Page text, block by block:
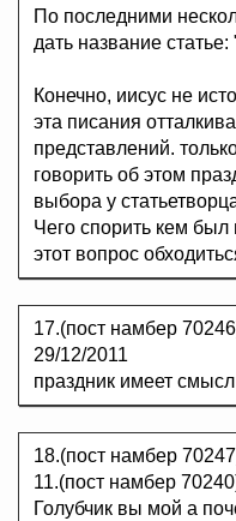
По последними
дать название
Конечно, иисус не
эта писания
представлений.
говорить об этом
выбора у
Чего спорить кем
этот вопрос
17.(пост намбер
29/12/2011
праздник имеет
18.(пост намбер
11.(пост намбер
Голубчик вы мой а